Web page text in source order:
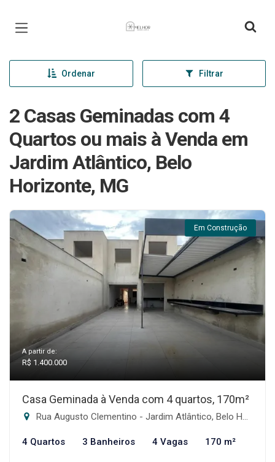
Página inicial
Ordenar Filtrar
2 Casas Geminadas com 4
Quartos ou mais à Venda em
Jardim Atlântico, Belo
Horizonte, MG
Em Construção
A partir de:
R$ 1.400.000
Casa Geminada à Venda com 4 quartos, 170m²
Rua Augusto Clementino - Jardim Atlântico, Belo Horizonte-MG
4 Quartos 3 Banheiros 4 Vagas 170 m²